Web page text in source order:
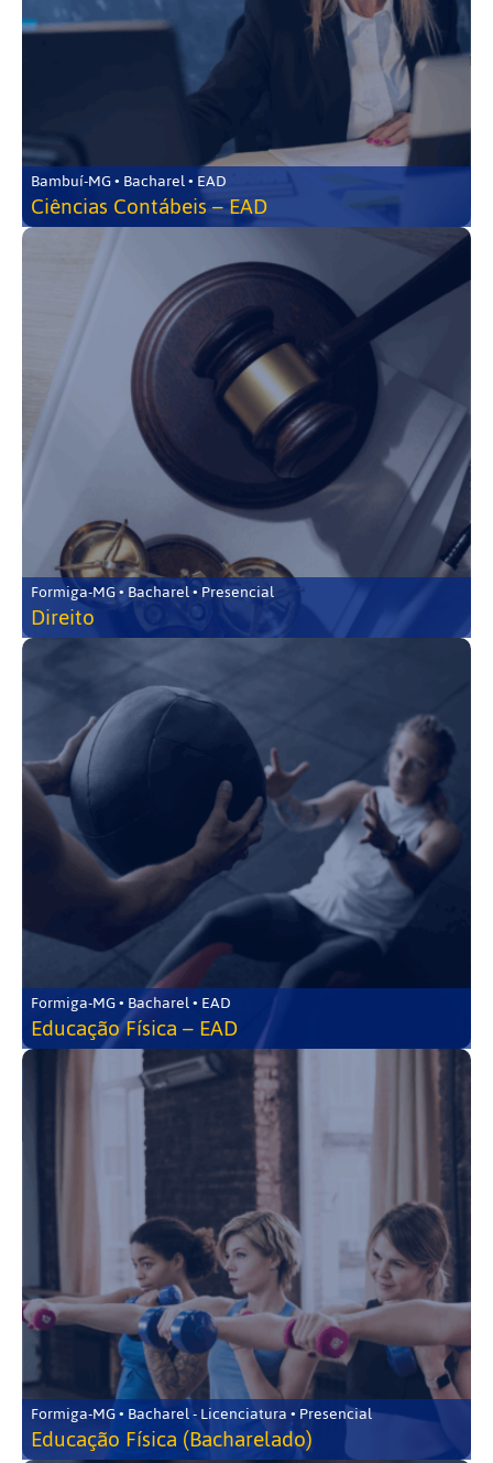
Bambuí-MG • Bacharel • EAD
Ciências Contábeis – EAD
Formiga-MG • Bacharel • Presencial
Direito
Formiga-MG • Bacharel • EAD
Educação Física – EAD
Formiga-MG • Bacharel - Licenciatura • Presencial
Educação Física (Bacharelado)